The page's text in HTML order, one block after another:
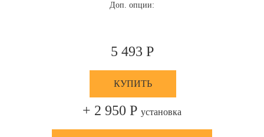
Доп. опции:
5 493 Р
КУПИТЬ
+ 2 950 Р установка